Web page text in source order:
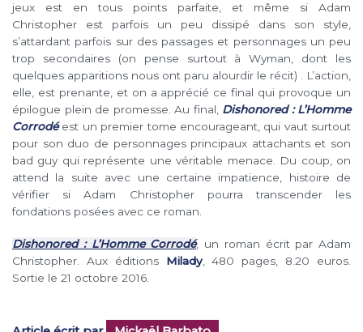
jeux est en tous points parfaite, et même si Adam
Christopher est parfois un peu dissipé dans son style,
s’attardant parfois sur des passages et personnages un peu
trop secondaires (on pense surtout à Wyman, dont les
quelques apparitions nous ont paru alourdir le récit) . L’action,
elle, est prenante, et on a apprécié ce final qui provoque un
épilogue plein de promesse. Au final, Dishonored : L’Homme
Corrodéest un premier tome encourageant, qui vaut surtout
pour son duo de personnages principaux attachants et son
bad guy qui représente une véritable menace. Du coup, on
attend la suite avec une certaine impatience, histoire de
vérifier si Adam Christopher pourra transcender les
fondations posées avec ce roman.
Dishonored : L’Homme Corrodé, un roman écrit par Adam
Christopher. Aux éditions Milady, 480 pages, 8.20 euros.
Sortie le 21 octobre 2016.